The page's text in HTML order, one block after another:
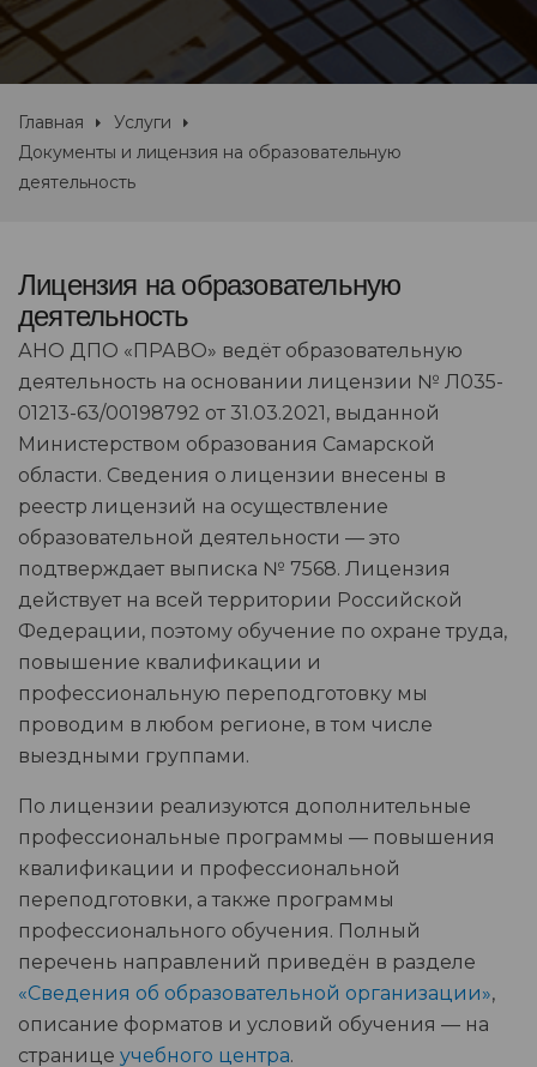
Главная
Услуги
Документы и лицензия на образовательную
деятельность
Лицензия на образовательную
деятельность
АНО ДПО «ПРАВО» ведёт образовательную
деятельность на основании лицензии № Л035-
01213-63/00198792 от 31.03.2021, выданной
Министерством образования Самарской
области. Сведения о лицензии внесены в
реестр лицензий на осуществление
образовательной деятельности — это
подтверждает выписка № 7568. Лицензия
действует на всей территории Российской
Федерации, поэтому обучение по охране труда,
повышение квалификации и
профессиональную переподготовку мы
проводим в любом регионе, в том числе
выездными группами.
По лицензии реализуются дополнительные
профессиональные программы — повышения
квалификации и профессиональной
переподготовки, а также программы
профессионального обучения. Полный
перечень направлений приведён в разделе
«Сведения об образовательной организации»,
описание форматов и условий обучения — на
странице учебного центра.